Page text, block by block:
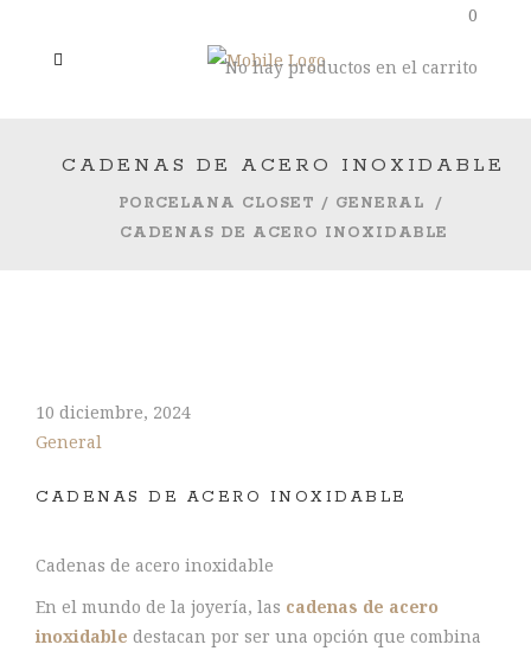
0
No hay productos en el carrito
CADENAS DE ACERO INOXIDABLE
PORCELANA CLOSET / GENERAL
/
CADENAS DE ACERO INOXIDABLE
10 diciembre, 2024
General
CADENAS DE ACERO INOXIDABLE
Cadenas de acero inoxidable
En el mundo de la joyería, las cadenas de acero
inoxidable destacan por ser una opción que combina